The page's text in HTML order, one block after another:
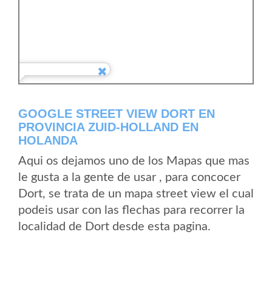
GOOGLE STREET VIEW DORT EN
PROVINCIA ZUID-HOLLAND EN
HOLANDA
Aqui os dejamos uno de los Mapas que mas
le gusta a la gente de usar , para concocer
Dort, se trata de un mapa street view el cual
podeis usar con las flechas para recorrer la
localidad de Dort desde esta pagina.